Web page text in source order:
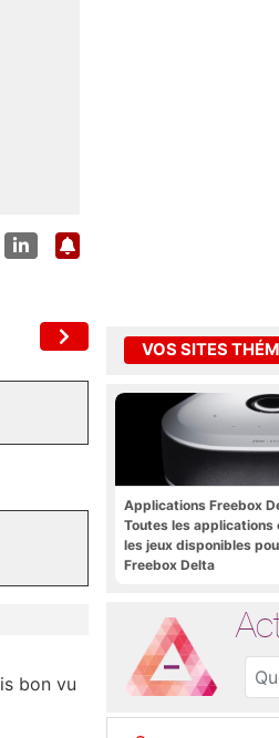
bon vu
VOS SITES
Applications Freebox
Toutes les applications
les jeux disponibles
Freebox Delta